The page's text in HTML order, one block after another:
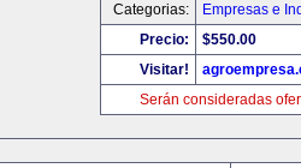
Categorias:
Empresas e
Precio:
$550.00
Visitar!
Serán consideradas